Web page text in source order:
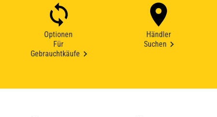
Optionen
Für
Gebrauchtkäufe
Händler
Suchen